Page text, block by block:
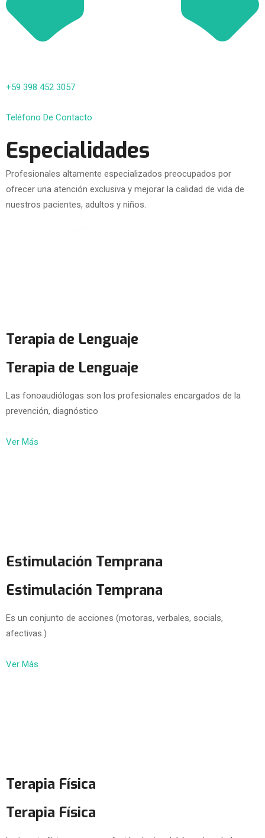
+59 398 452 3057
Teléfono De Contacto
Especialidades
Profesionales altamente especializados preocupados por
ofrecer una atención exclusiva y mejorar la calidad de vida de
nuestros pacientes, adultos y niños.
Terapia de Lenguaje
Terapia de Lenguaje
Las fonoaudiólogas son los profesionales encargados de la
prevención, diagnóstico
Ver Más
Estimulación Temprana
Estimulación Temprana
Es un conjunto de acciones (motoras, verbales, socials,
afectivas.)
Ver Más
Terapia Física
Terapia Física